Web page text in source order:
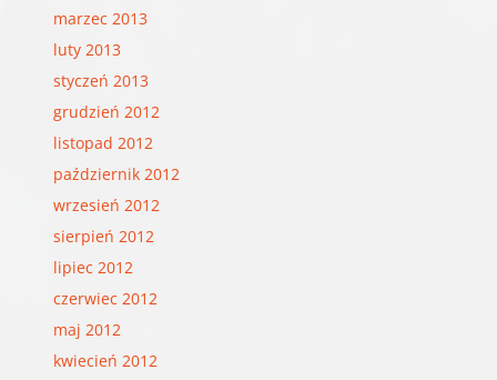
marzec 2013
luty 2013
styczeń 2013
grudzień 2012
listopad 2012
październik 2012
wrzesień 2012
sierpień 2012
lipiec 2012
czerwiec 2012
maj 2012
kwiecień 2012